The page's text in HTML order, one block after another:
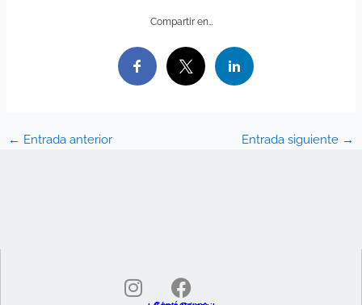
Compartir en…
← Entrada anterior Entrada siguiente →
n
a